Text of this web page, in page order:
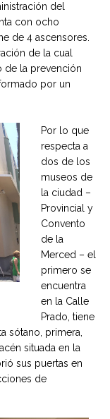
del
con ocho
de 4 ascensores.
de la cual
de la prevención
por un
Por lo que
respecta a
dos de los
museos de
la ciudad –
Provincial y
Convento
de la
Merced – el
primero se
encuentra
en la Calle
Prado, tiene
sótano, primera,
situada en la
sus puertas en
de